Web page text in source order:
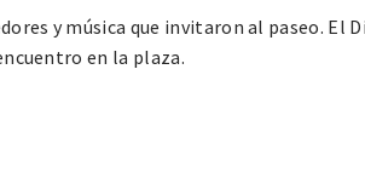
y música que invitaron al paseo. El
en la plaza.